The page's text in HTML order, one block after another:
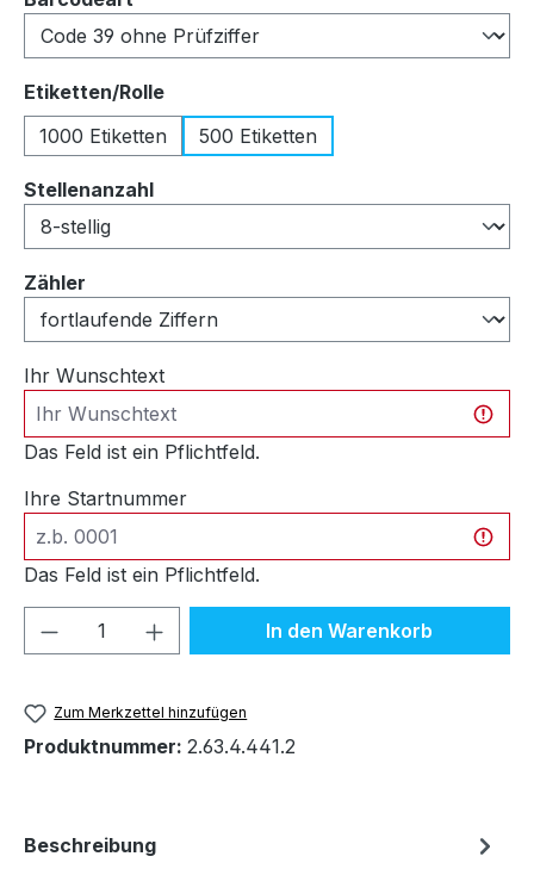
Etiketten/Rolleauswählen
1000 Etiketten
500 Etiketten
Stellenanzahlauswählen
Zähler
Ihr Wunschtext
Das Feld ist ein Pflichtfeld.
Ihre Startnummer
Das Feld ist ein Pflichtfeld.
Produkt Anzahl: Gib denIn den Warenkorb
Zum Merkzettel hinzufügen
Produktnummer: 2.63.4.441.2
Beschreibung